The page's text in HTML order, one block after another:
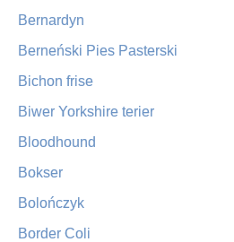
Bernardyn
Berneński Pies Pasterski
Bichon frise
Biwer Yorkshire terier
Bloodhound
Bokser
Bolończyk
Border Coli